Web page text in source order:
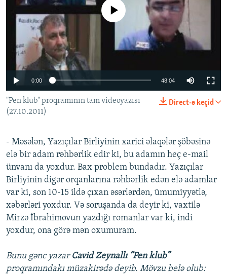
İZ - MƏDƏNIYYƏT PROQRAMI
PEŞƏ ETIKASI VƏ JURNALISTIKA STANDARTLARIMIZ
MATERIALLARIMIZDAN ISTIFADƏ
AZADLIQRADIOSU MOBIL TELEFONUNUZDA
BIZIMLƏ ƏLAQƏ
XƏBƏR BÜLLETENLƏRIMIZ
RFE/RL-in bütün saytları
No media source currently available
0:00 48:04
Direct-ə keçid
"Pen klub" proqramının tam videoyazısı
(27.10.2011)
- Məsələn, Yazıçılar Birliyinin xarici əlaqələr şöbəsinə
elə bir adam rəhbərlik edir ki, bu adamın heç e-mail
ünvanı da yoxdur. Bax problem bundadır. Yazıçılar
Birliyinin digər orqanlarına rəhbərlik edən elə adamlar
var ki, son 10-15 ildə çıxan əsərlərdən, ümumiyyətlə,
xəbərləri yoxdur. Və soruşanda da deyir ki, vaxtilə
Mirzə İbrahimovun yazdığı romanlar var ki, indi
yoxdur, ona görə mən oxumuram.
Bunu gənc yazar Cavid Zeynallı “Pen klub”
proqramındakı müzakirədə deyib. Mövzu belə olub: